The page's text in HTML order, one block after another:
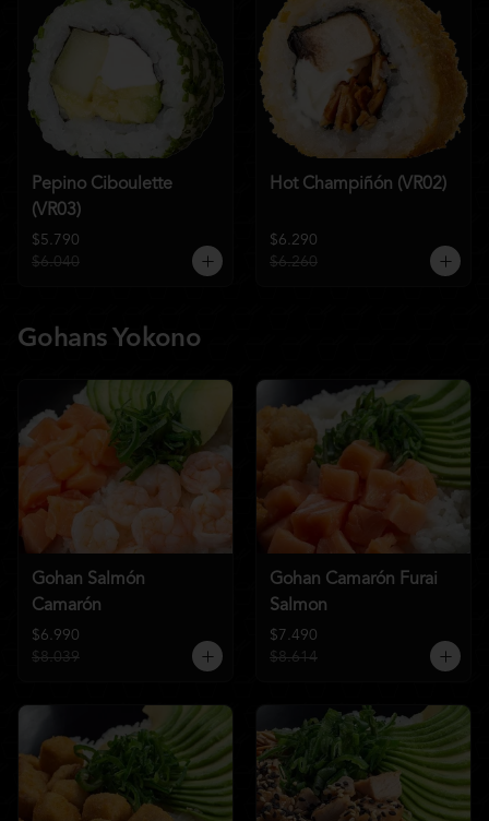
Pepino Ciboulette
(VR03)
$5.790
$6.040
Hot Champiñón (VR02)
$6.290
$6.260
Gohans Yokono
Gohan Salmón
Camarón
$6.990
$8.039
Gohan Camarón Furai
Salmon
$7.490
$8.614